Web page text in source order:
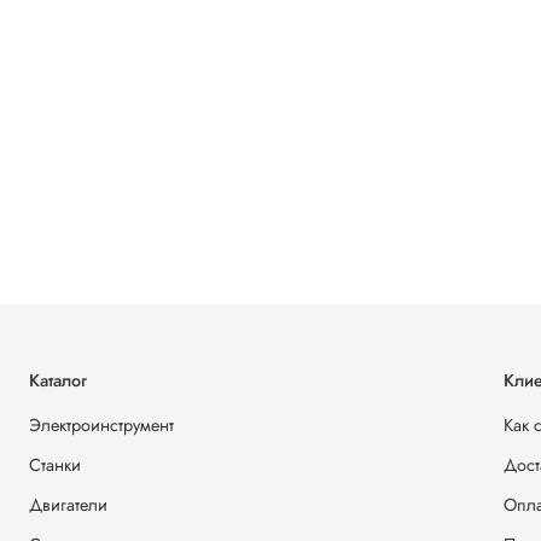
Каталог
Электроинструмент
Станки
Двигатели
Как